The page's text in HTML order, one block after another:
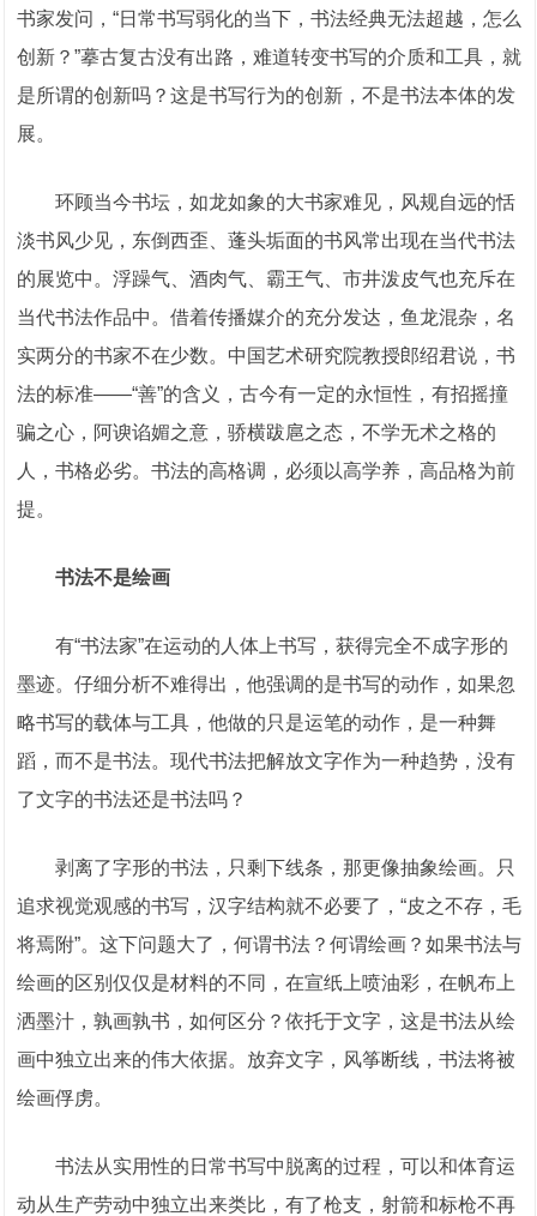
书家发问，“日常书写弱化的当下，书法经典无法超越，怎么
创新？”摹古复古没有出路，难道转变书写的介质和工具，就
是所谓的创新吗？这是书写行为的创新，不是书法本体的发
展。
环顾当今书坛，如龙如象的大书家难见，风规自远的恬
淡书风少见，东倒西歪、蓬头垢面的书风常出现在当代书法
的展览中。浮躁气、酒肉气、霸王气、市井泼皮气也充斥在
当代书法作品中。借着传播媒介的充分发达，鱼龙混杂，名
实两分的书家不在少数。中国艺术研究院教授郎绍君说，书
法的标准——“善”的含义，古今有一定的永恒性，有招摇撞
骗之心，阿谀谄媚之意，骄横跋扈之态，不学无术之格的
人，书格必劣。书法的高格调，必须以高学养，高品格为前
提。
书法不是绘画
有“书法家”在运动的人体上书写，获得完全不成字形的
墨迹。仔细分析不难得出，他强调的是书写的动作，如果忽
略书写的载体与工具，他做的只是运笔的动作，是一种舞
蹈，而不是书法。现代书法把解放文字作为一种趋势，没有
了文字的书法还是书法吗？
剥离了字形的书法，只剩下线条，那更像抽象绘画。只
追求视觉观感的书写，汉字结构就不必要了，“皮之不存，毛
将焉附”。这下问题大了，何谓书法？何谓绘画？如果书法与
绘画的区别仅仅是材料的不同，在宣纸上喷油彩，在帆布上
洒墨汁，孰画孰书，如何区分？依托于文字，这是书法从绘
画中独立出来的伟大依据。放弃文字，风筝断线，书法将被
绘画俘虏。
书法从实用性的日常书写中脱离的过程，可以和体育运
动从生产劳动中独立出来类比，有了枪支，射箭和标枪不再